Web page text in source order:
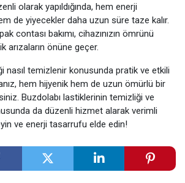
olarak yapıldığında, hem enerji
de yiyecekler daha uzun süre taze kalır.
contası bakımı, cihazınızın ömrünü
arızaların önüne geçer.
nasıl temizlenir konusunda pratik ve etkili
hem hijyenik hem de uzun ömürlü bir
Buzdolabı lastiklerinin temizliği ve
da düzenli hizmet alarak verimli
ve enerji tasarrufu elde edin!